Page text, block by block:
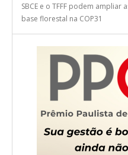
Especialistas apontam como o
SBCE e o TFFF podem
base florestal na COP31